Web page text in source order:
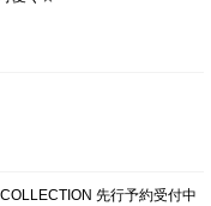
先行予約受付中